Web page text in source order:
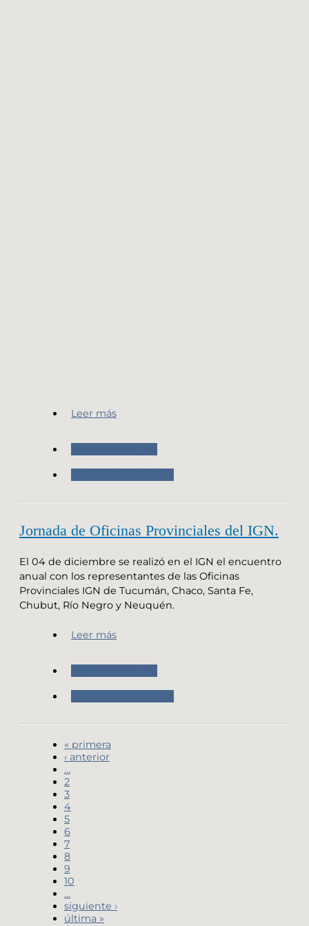
Leer más
Jornada de Oficinas Provinciales del IGN.
El 04 de diciembre se realizó en el IGN el encuentro
anual con los representantes de las Oficinas
Provinciales IGN de Tucumán, Chaco, Santa Fe,
Chubut, Río Negro y Neuquén.
Leer más
« primera
‹ anterior
…
2
3
4
5
6
7
8
9
10
…
siguiente ›
última »